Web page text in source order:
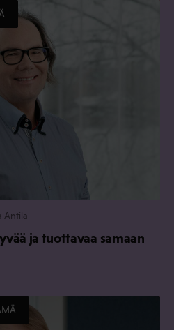
Antila
ja tuottavaa samaan